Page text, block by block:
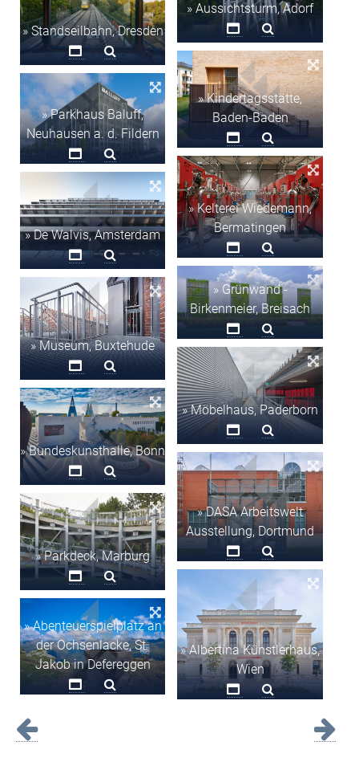
» Aussichtsturm, Adorf
» Standseilbahn, Dresden
» Kindertagsstätte,
Baden-Baden
» Parkhaus Baluff,
Neuhausen a. d. Fildern
» Kelterei Wiedemann,
Bermatingen
» De Walvis, Amsterdam
» Grünwand -
Birkenmeier, Breisach
» Museum, Buxtehude
» Möbelhaus, Paderborn
» Bundeskunsthalle, Bonn
» DASA Arbeitswelt
Ausstellung, Dortmund
» Parkdeck, Marburg
» Albertina Künstlerhaus,
Wien
» Abenteuerspielplatz an
der Ochsenlacke, St.
Jakob in Defereggen